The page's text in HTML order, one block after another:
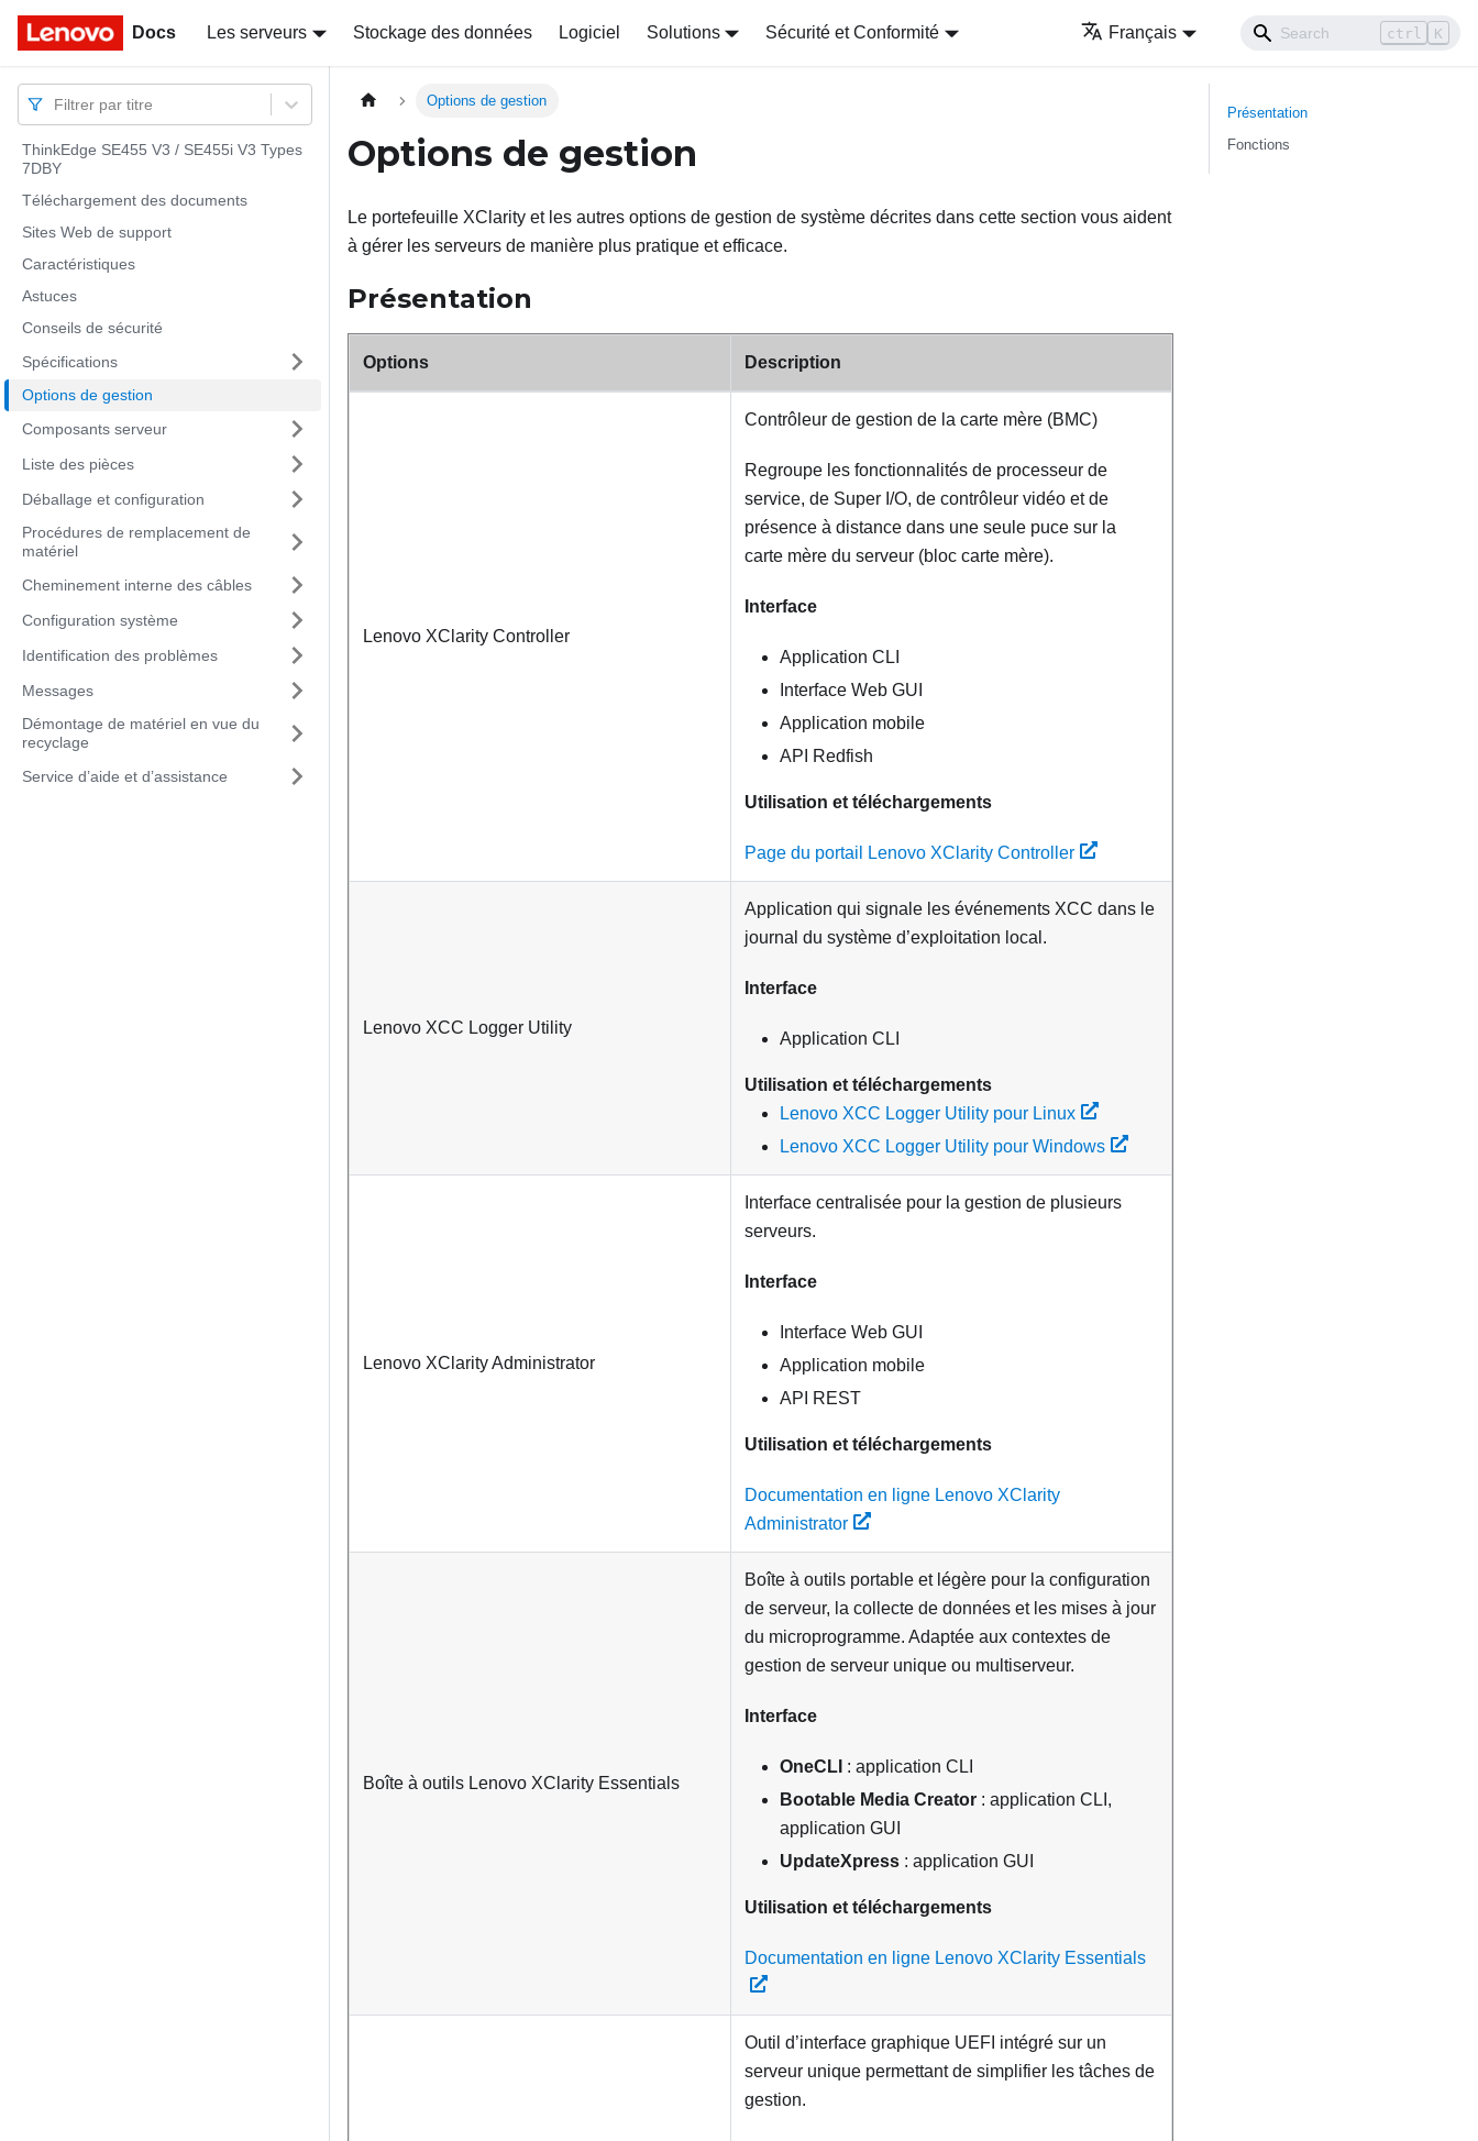
Docs Les serveurs Stockage des données Logiciel Solutions Sécurité et Conformité Français ctrl K
Docs
Filtrer par titre
ThinkEdge SE455 V3 / SE455i V3 Types
7DBY
Téléchargement des documents
Sites Web de support
Caractéristiques
Astuces
Conseils de sécurité
Spécifications
Options de gestion
Composants serveur
Liste des pièces
Déballage et configuration
Procédures de remplacement de
matériel
Cheminement interne des câbles
Configuration système
Identification des problèmes
Messages
Démontage de matériel en vue du
recyclage
Service d’aide et d’assistance
Options de gestion
Options de gestion
Le portefeuille XClarity et les autres options de gestion de système décrites dans cette section vous aident
à gérer les serveurs de manière plus pratique et efficace.
Présentation
Options Description
Lenovo XClarity Controller
Contrôleur de gestion de la carte mère (BMC)
Regroupe les fonctionnalités de processeur de
service, de Super I/O, de contrôleur vidéo et de
présence à distance dans une seule puce sur la
carte mère du serveur (bloc carte mère).
Interface
Application CLI
Interface Web GUI
Application mobile
API Redfish
Utilisation et téléchargements
Page du portail Lenovo XClarity Controller
Lenovo XCC Logger Utility
Application qui signale les événements XCC dans le
journal du système d’exploitation local.
Interface
Application CLI
Utilisation et téléchargements
Lenovo XCC Logger Utility pour Linux
Lenovo XCC Logger Utility pour Windows
Lenovo XClarity Administrator
Interface centralisée pour la gestion de plusieurs
serveurs.
Interface
Interface Web GUI
Application mobile
API REST
Utilisation et téléchargements
Documentation en ligne Lenovo XClarity
Administrator
Boîte à outils Lenovo XClarity Essentials
Boîte à outils portable et légère pour la configuration
de serveur, la collecte de données et les mises à jour
du microprogramme. Adaptée aux contextes de
gestion de serveur unique ou multiserveur.
Interface
OneCLI : application CLI
Bootable Media Creator : application CLI,
application GUI
UpdateXpress : application GUI
Utilisation et téléchargements
Documentation en ligne Lenovo XClarity Essentials
Outil d’interface graphique UEFI intégré sur un
serveur unique permettant de simplifier les tâches de
gestion.
Présentation
Fonctions